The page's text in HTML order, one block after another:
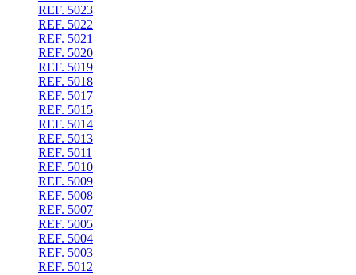
REF. 5023
REF. 5022
REF. 5021
REF. 5020
REF. 5019
REF. 5018
REF. 5017
REF. 5015
REF. 5014
REF. 5013
REF. 5011
REF. 5010
REF. 5009
REF. 5008
REF. 5007
REF. 5005
REF. 5004
REF. 5003
REF. 5012